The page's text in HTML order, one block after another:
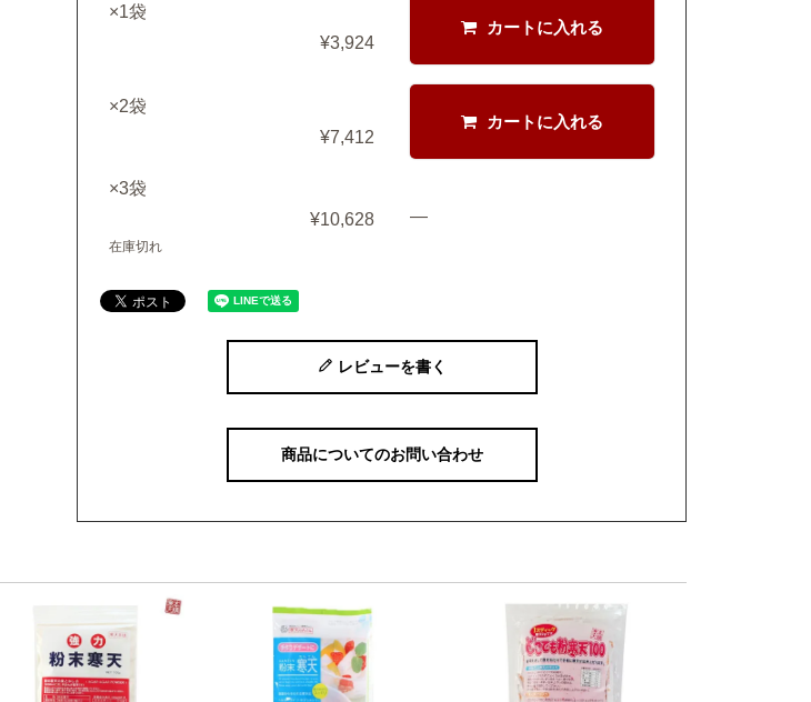
×1袋
¥3,924
カートに入れる
×2袋
¥7,412
カートに入れる
×3袋
¥10,628
在庫切れ
—
レビューを書く
商品についてのお問い合わせ